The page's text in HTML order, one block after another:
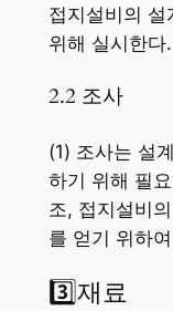
접지설비의 설
위해 실시한다.
2.2 조사
(1) 조사는 설
하기 위해 필
조, 접지설비
를 얻기 위하
3️⃣재료